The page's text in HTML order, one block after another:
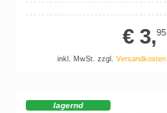
€ 3,95
inkl. MwSt. zzgl.Versandkosten
lagernd